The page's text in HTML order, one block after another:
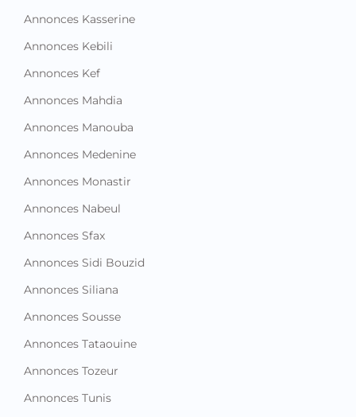
Annonces Kasserine
Annonces Kebili
Annonces Kef
Annonces Mahdia
Annonces Manouba
Annonces Medenine
Annonces Monastir
Annonces Nabeul
Annonces Sfax
Annonces Sidi Bouzid
Annonces Siliana
Annonces Sousse
Annonces Tataouine
Annonces Tozeur
Annonces Tunis